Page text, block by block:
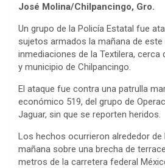
José Molina/Chilpancingo, Gro.
Un grupo de la Policía Estatal fue
sujetos armados la mañana de
inmediaciones de la Textilera, cerca
y municipio de Chilpancingo.
El ataque fue contra una patrulla
económico 519, del grupo de
Jaguar, sin que se reporten heridos.
Los hechos ocurrieron alrededor de
mañana sobre una brecha de
metros de la carretera federal